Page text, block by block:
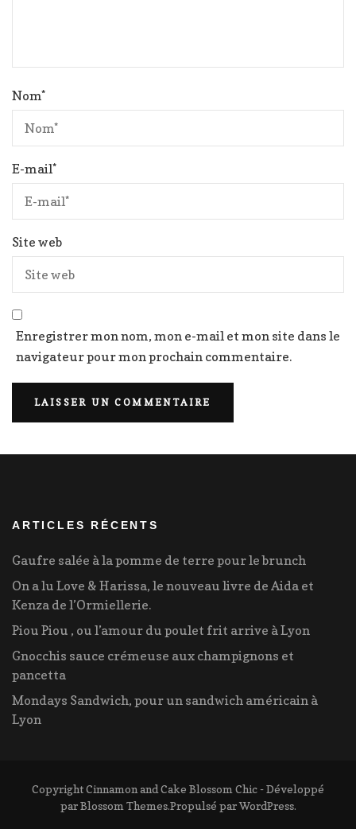
Nom*
E-mail*
Site web
Enregistrer mon nom, mon e-mail et mon site dans le
navigateur pour mon prochain commentaire.
ARTICLES RÉCENTS
Gaufre salée à la pomme de terre pour le brunch
On a lu Love & Harissa, le nouveau livre de Aida et
Kenza de l’Ormiellerie.
Piou Piou , ou l’amour du poulet frit arrive à Lyon
Gnocchis sauce crémeuse aux champignons et
pancetta
Mondays Sandwich, pour un sandwich américain à
Lyon
Copyright Cinnamon and Cake Blossom Chic - Développé
parBlossom Themes.Propulsé parWordPress.